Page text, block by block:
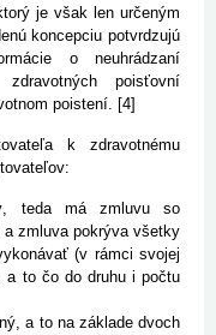
je však len určeným
koncepciu potvrdzujú
o neuhrádzaní
poisťovní
poistení. [4]
k zdravotnému
teda má zmluvu so
zmluva pokrýva všetky
(v rámci svojej
a to čo do druhu i počtu
a to na základe dvoch